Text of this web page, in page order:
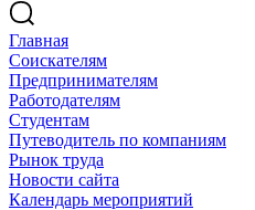
Главная
Соискателям
Предпринимателям
Работодателям
Студентам
Путеводитель по компаниям
Рынок труда
Новости сайта
Календарь мероприятий